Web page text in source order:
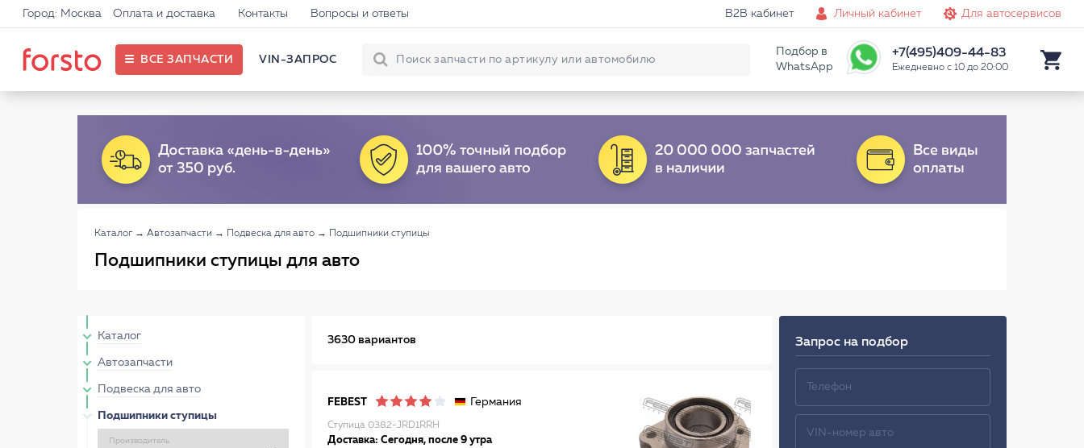
Город: Москва Оплата и доставка Контакты Вопросы и ответы B2B кабинет Личный кабинет Для автосервисов
ВСЕ ЗАПЧАСТИ VIN-ЗАПРОС
Подбор в
WhatsApp
+7(495)409-44-83
Ежедневно с 10 до 20:00
Каталог → Автозапчасти → Подвеска для авто → Подшипники ступицы
Подшипники ступицы для авто
Каталог
Автозапчасти
Подвеска для авто
Подшипники ступицы
Производитель
3630 вариантов
FEBEST Германия
Ступица 0382-JRD1RRH
Доставка: Сегодня, после 9 утра
Запрос на подбор